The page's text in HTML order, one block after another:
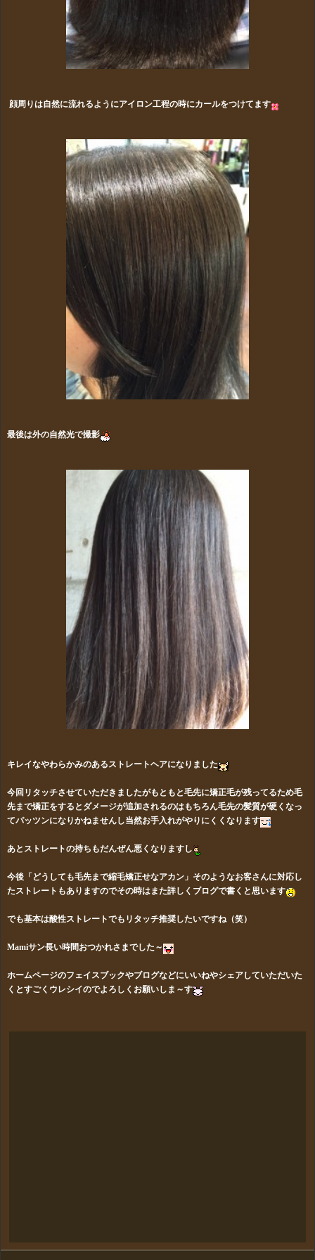
顔周りは自然に流れるようにアイロン工程の時にカールをつけてます
最後は外の自然光で撮影
キレイなやわらかみのあるストレートヘアになりました
今回リタッチさせていただきましたがもともと毛先に矯正毛が残ってるため毛
先まで矯正をするとダメージが追加されるのはもちろん毛先の髪質が硬くなっ
てパッツンになりかねませんし当然お手入れがやりにくくなります
あとストレートの持ちもだんぜん悪くなりますし
今後「どうしても毛先まで縮毛矯正せなアカン」そのようなお客さんに対応し
たストレートもありますのでその時はまた詳しくブログで書くと思います
でも基本は酸性ストレートでもリタッチ推奨したいですね（笑）
Mamiサン長い時間おつかれさまでした～
ホームページのフェイスブックやブログなどにいいねやシェアしていただいた
くとすごくウレシイのでよろしくお願いしま～す